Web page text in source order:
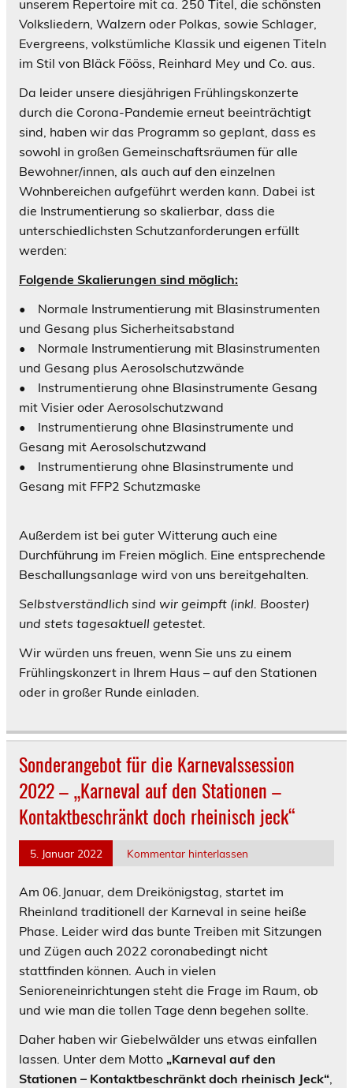
unserem Repertoire mit ca. 250 Titel, die schönsten
Volksliedern, Walzern oder Polkas, sowie Schlager,
Evergreens, volkstümliche Klassik und eigenen Titeln
im Stil von Bläck Fööss, Reinhard Mey und Co. aus.
Da leider unsere diesjährigen Frühlingskonzerte
durch die Corona-Pandemie erneut beeinträchtigt
sind, haben wir das Programm so geplant, dass es
sowohl in großen Gemeinschaftsräumen für alle
Bewohner/innen, als auch auf den einzelnen
Wohnbereichen aufgeführt werden kann. Dabei ist
die Instrumentierung so skalierbar, dass die
unterschiedlichsten Schutzanforderungen erfüllt
werden:
Folgende Skalierungen sind möglich:
• Normale Instrumentierung mit Blasinstrumenten
und Gesang plus Sicherheitsabstand
• Normale Instrumentierung mit Blasinstrumenten
und Gesang plus Aerosolschutzwände
• Instrumentierung ohne Blasinstrumente Gesang
mit Visier oder Aerosolschutzwand
• Instrumentierung ohne Blasinstrumente und
Gesang mit Aerosolschutzwand
• Instrumentierung ohne Blasinstrumente und
Gesang mit FFP2 Schutzmaske
Außerdem ist bei guter Witterung auch eine
Durchführung im Freien möglich. Eine entsprechende
Beschallungsanlage wird von uns bereitgehalten.
Selbstverständlich sind wir geimpft (inkl. Booster)
und stets tagesaktuell getestet.
Wir würden uns freuen, wenn Sie uns zu einem
Frühlingskonzert in Ihrem Haus – auf den Stationen
oder in großer Runde einladen.
Sonderangebot für die Karnevalssession
2022 – „Karneval auf den Stationen –
Kontaktbeschränkt doch rheinisch jeck“
5. Januar 2022 Kommentar hinterlassen
Am 06.Januar, dem Dreikönigstag, startet im
Rheinland traditionell der Karneval in seine heiße
Phase. Leider wird das bunte Treiben mit Sitzungen
und Zügen auch 2022 coronabedingt nicht
stattfinden können. Auch in vielen
Senioreneinrichtungen steht die Frage im Raum, ob
und wie man die tollen Tage denn begehen sollte.
Daher haben wir Giebelwälder uns etwas einfallen
lassen. Unter dem Motto „Karneval auf den
Stationen – Kontaktbeschränkt doch rheinisch Jeck“,